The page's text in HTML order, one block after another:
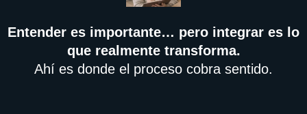
Entender es importante… pero integrar es lo
que realmente transforma.
Ahí es donde el proceso cobra sentido.